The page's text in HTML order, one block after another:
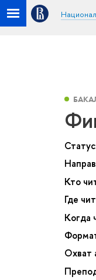
Кто
Где
Когда
Охват